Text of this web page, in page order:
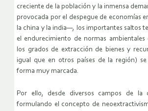
creciente de la población y la inmensa
provocada por el despegue de economías
la china y la india—, los importantes saltos
el endurecimiento de normas ambientales
los grados de extracción de bienes y
igual que en otros países de la región)
forma muy marcada.
Por ello, desde diversos campos de la
formulando el concepto de